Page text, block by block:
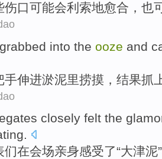
伤口可能会利索地愈合 ， 也
grabbed into the ooze and
手伸进淤泥里捞摸，结果抓
closely felt the
们在会场亲身感受了“大津泥